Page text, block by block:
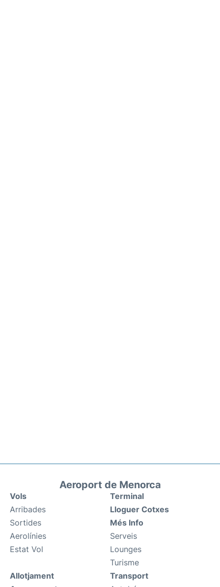
Aeroport de Menorca
Vols
Arribades
Sortides
Aerolínies
Estat Vol
Terminal
Lloguer Cotxes
Més Info
Serveis
Lounges
Turisme
Allotjament
Transport